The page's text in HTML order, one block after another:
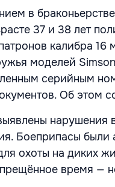
в
37 и 38 лет
калибра
моделей
серийным
Об этом
нарушения
Боеприпасы были
охоты на диких
время —